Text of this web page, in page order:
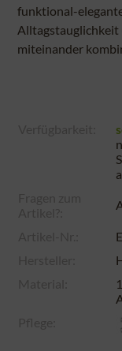
funktional-
Alltagstauglichkeit
miteinander